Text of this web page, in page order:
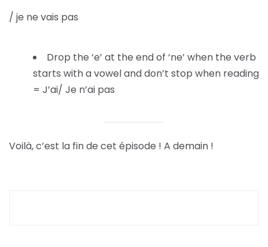
/ je ne vais pas
Drop the ‘e’ at the end of ‘ne’ when the verb
starts with a vowel and don’t stop when reading
= J’ai/ Je n’ai pas
Voilà, c’est la fin de cet épisode ! A demain !